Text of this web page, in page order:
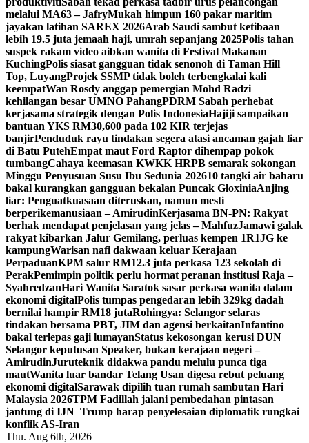
melalui MA63 – JafryMukah himpun 160 pakar maritim
jayakan latihan SAREX 2026Arab Saudi sambut ketibaan
lebih 19.5 juta jemaah haji, umrah sepanjang 2025Polis tahan
suspek rakam video aibkan wanita di Festival Makanan
KuchingPolis siasat gangguan tidak senonoh di Taman Hill
Top, LuyangProjek SSMP tidak boleh terbengkalai kali
keempatWan Rosdy anggap pemergian Mohd Radzi
kehilangan besar UMNO PahangPDRM Sabah perhebat
kerjasama strategik dengan Polis IndonesiaHajiji sampaikan
bantuan YKS RM30,600 pada 102 KIR terjejas
banjirPenduduk rayu tindakan segera atasi ancaman gajah liar
di Batu PutehEmpat maut Ford Raptor dihempap pokok
tumbangCahaya keemasan KWKK HRPB semarak sokongan
Minggu Penyusuan Susu Ibu Sedunia 202610 tangki air baharu
bakal kurangkan gangguan bekalan Puncak GloxiniaAnjing
liar: Penguatkuasaan diteruskan, namun mesti
berperikemanusiaan – AmirudinKerjasama BN-PN: Rakyat
berhak mendapat penjelasan yang jelas – MahfuzJamawi galak
rakyat kibarkan Jalur Gemilang, perluas kempen 1R1JG ke
kampungWarisan nafi dakwaan keluar Kerajaan
PerpaduanKPM salur RM12.3 juta perkasa 123 sekolah di
PerakPemimpin politik perlu hormat peranan institusi Raja –
SyahredzanHari Wanita Saratok sasar perkasa wanita dalam
ekonomi digitalPolis tumpas pengedaran lebih 329kg dadah
bernilai hampir RM18 jutaRohingya: Selangor selaras
tindakan bersama PBT, JIM dan agensi berkaitanInfantino
bakal terlepas gaji lumayanStatus kekosongan kerusi DUN
Selangor keputusan Speaker, bukan kerajaan negeri –
AmirudinJuruteknik didakwa pandu melulu punca tiga
mautWanita luar bandar Telang Usan digesa rebut peluang
ekonomi digitalSarawak dipilih tuan rumah sambutan Hari
Malaysia 2026TPM Fadillah jalani pembedahan pintasan
jantung di IJN Trump harap penyelesaian diplomatik rungkai
konflik AS-Iran
Thu. Aug 6th, 2026